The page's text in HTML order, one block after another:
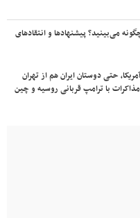
می‌بینید؟ پیشنهادها و انتقادهای
حتی دوستان ایران هم از تهران
با ترامپ قربانی روسیه و چین